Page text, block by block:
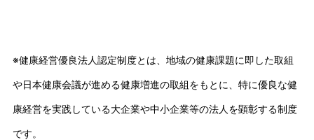
※健康経営優良法人認定制度とは、地域の健康課題に即した取組
や日本健康会議が進める健康増進の取組をもとに、特に優良な健
康経営を実践している大企業や中小企業等の法人を顕彰する制度
です。